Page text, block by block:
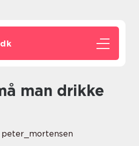
dk
peter_mortensen